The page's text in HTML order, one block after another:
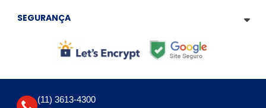
SEGURANÇA
(11) 3613-4300